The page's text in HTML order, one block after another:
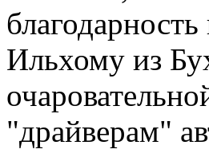
Ильхому из
"драйверам"